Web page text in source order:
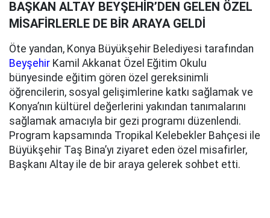
BAŞKAN ALTAY BEYŞEHİR’DEN GELEN ÖZEL
MİSAFİRLERLE DE BİR ARAYA GELDİ
Öte yandan, Konya Büyükşehir Belediyesi tarafından
Beyşehir Kamil Akkanat Özel Eğitim Okulu
bünyesinde eğitim gören özel gereksinimli
öğrencilerin, sosyal gelişimlerine katkı sağlamak ve
Konya’nın kültürel değerlerini yakından tanımalarını
sağlamak amacıyla bir gezi programı düzenlendi.
Program kapsamında Tropikal Kelebekler Bahçesi ile
Büyükşehir Taş Bina’yı ziyaret eden özel misafirler,
Başkanı Altay ile de bir araya gelerek sohbet etti.